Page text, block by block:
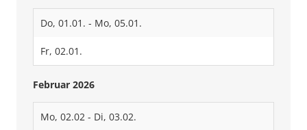
Do, 01.01. - Mo, 05.01.
Fr, 02.01.
Februar 2026
Mo, 02.02 - Di, 03.02.